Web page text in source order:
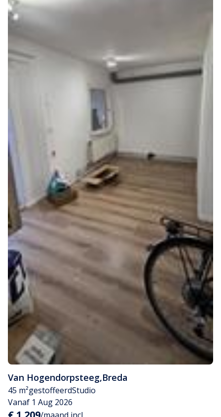
Van Hogendorpsteeg,Breda
45 m²gestoffeerdStudio
Vanaf 1 Aug 2026